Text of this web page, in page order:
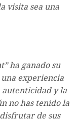
visita sea una
ha ganado su
experiencia
y la
no has tenido la
de sus